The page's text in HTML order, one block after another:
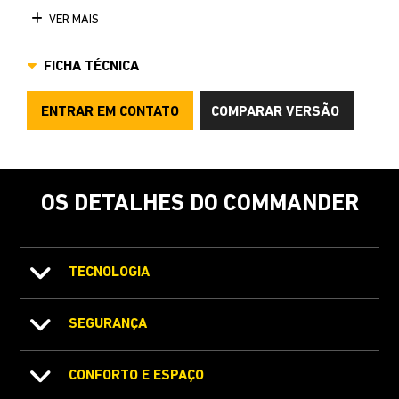
VER MAIS
FICHA TÉCNICA
ENTRAR EM CONTATO COMPARAR VERSÃO
OS DETALHES DO COMMANDER
TECNOLOGIA
SEGURANÇA
CONFORTO E ESPAÇO